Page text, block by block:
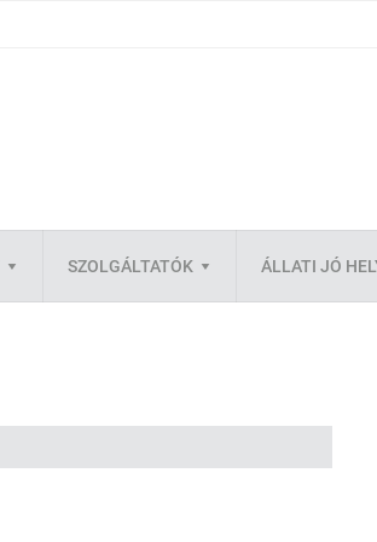
SZOLGÁLTATÓK ÁLLATI JÓ